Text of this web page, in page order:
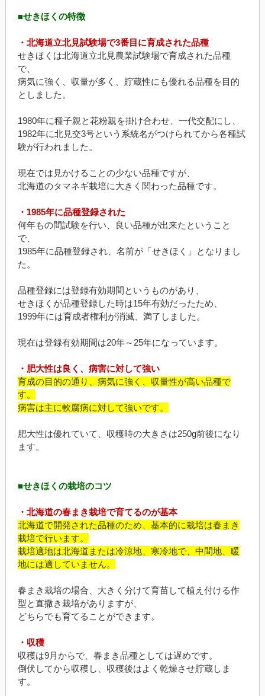
■せきほくの特徴
・北海道立北見試験場で3番目に育成された品種
せきほくは北海道立北見農業試験場で育成された品種
で、
病気に強く、収量が多く、貯蔵性にも優れる品種を目的
としました。
1980年に種子親と花粉親を掛け合わせ、一代交配にし、
1982年に北見交3号という系統名がつけられてから各種試
験が行われました。
現在では見かけることの少ない品種ですが、
北海道のタマネギ栽培に大きく関わった品種です。
・1985年に品種登録された
何年もの間試験を行い、良い品種が出来たということ
で、
1985年に品種登録され、名前が「せきほく」となりまし
た。
品種登録には登録有効期間というものがあり、
せきほくが品種登録した時は15年有効だったため、
1999年には育成者権利が消滅、満了しました。
現在は登録有効期間は20年～25年になっています。
・肥大性は良く、病害に対して強い
育成の目的の通り、病気に強く、収量性が高い品種で
す。
病害は主に軟腐病に対して強いです。
肥大性は優れていて、収穫時の大きさは250g前後になり
ます。
■せきほくの栽培のコツ
・北海道の春まき栽培で育てるのが基本
北海道で開発された品種のため、基本的に栽培は春まき
栽培で行います。
栽培適地は北海道または冷涼地、寒冷地で、中間地、暖
地には適していません。
春まき栽培の場合、大きく分けて育苗して植え付ける作
型と直撒き栽培がありますが、
どちらでも育てることができます。
・収穫
収穫は9月からで、春まき品種としては遅めです。
倒伏してから収穫し、収穫後はよく乾燥させ貯蔵しま
す。